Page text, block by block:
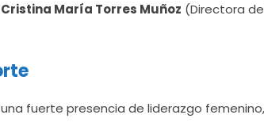
Cristina María Torres Muñoz (Directora
fuerte presencia de liderazgo